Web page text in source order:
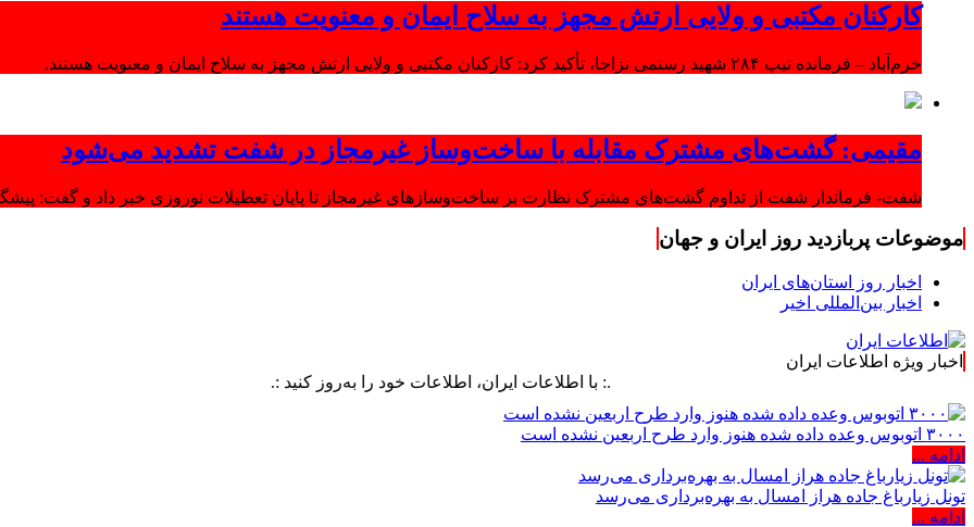
کارکنان مکتبی و ولایی ارتش مجهز به سلاح ایمان و معنویت هستند
خرم‌آباد – فرمانده تیپ ۲۸۴ شهید رستمی نزاجا، تأکید کرد: کارکنان مکتبی و ولایی ارتش مجهز به سلاح ایمان و معنویت هستند.
مقیمی: گشت‌های مشترک مقابله با ساخت‌وساز غیرمجاز در شفت تشدید می‌شود
شفت- فرماندار شفت از تداوم گشت‌های مشترک نظارت بر ساخت‌وسازهای غیرمجاز تا پایان تعطیلات نوروزی خبر داد و گفت:
موضوعات پربازدید روز ایران و جهان
اخبار روز استان‌های ایران
اخبار بین‌المللی اخیر
اخبار ویژه اطلاعات ایران
.: با اطلاعات ایران، اطلاعات خود را به‌روز کنید :.
۳۰۰۰ اتوبوس وعده داده شده هنوز وارد طرح اربعین نشده است
ادامه ...
تونل زیارباغ جاده هراز امسال به بهره‌برداری می‌رسد
ادامه ...